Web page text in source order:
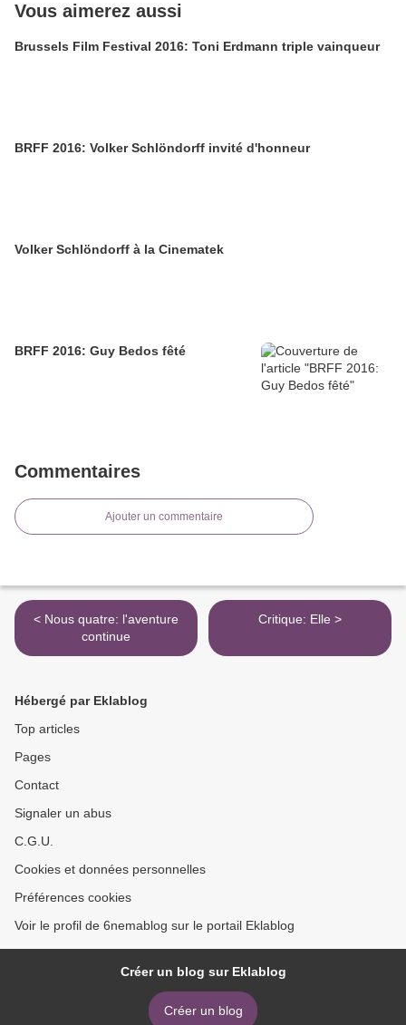
Vous aimerez aussi
Brussels Film Festival 2016: Toni Erdmann triple vainqueur
BRFF 2016: Volker Schlöndorff invité d'honneur
Volker Schlöndorff à la Cinematek
BRFF 2016: Guy Bedos fêté
Commentaires
Ajouter un commentaire
< Nous quatre: l'aventure
continue
Critique: Elle >
Hébergé par Eklablog
Top articles
Pages
Contact
Signaler un abus
C.G.U.
Cookies et données personnelles
Préférences cookies
Voir le profil de 6nemablog sur le portail Eklablog
Créer un blog sur Eklablog
Créer un blog